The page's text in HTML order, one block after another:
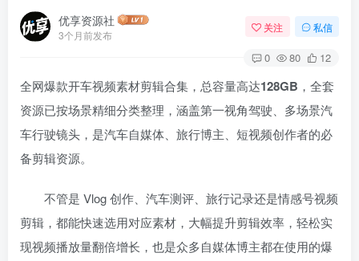
优享资源社
3个月前发布
关注 私信
0 80 12
全网爆款开车视频素材剪辑合集，总容量高达128GB ，全套
资源已按场景精细分类整理，涵盖第一视角驾驶、多场景汽
车行驶镜头，是汽车自媒体、旅行博主、短视频创作者的必
备剪辑资源。
不管是 Vlog 创作、汽车测评、旅行记录还是情感号视频
剪辑，都能快速选用对应素材，大幅提升剪辑效率，轻松实
现视频播放量翻倍增长，也是众多自媒体博主都在使用的爆